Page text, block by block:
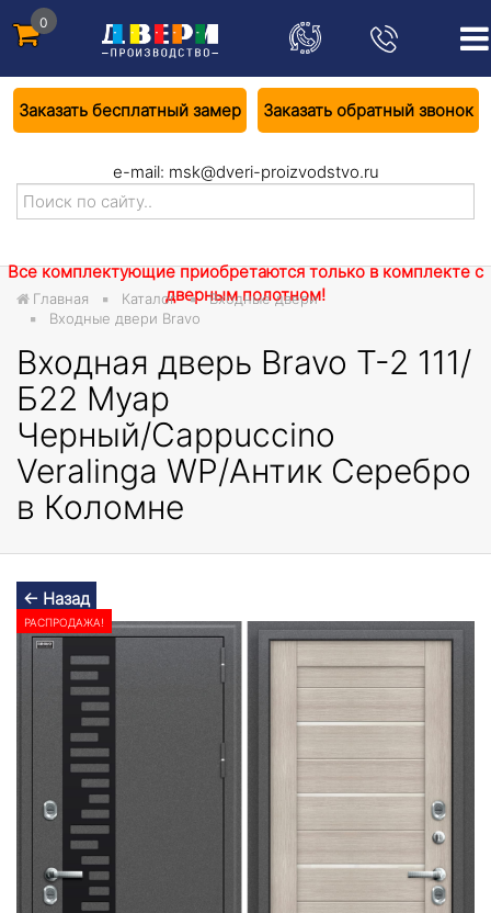
0
Заказать бесплатный замер Заказать обратный звонок
e-mail: msk@dveri-proizvodstvo.ru
Все комплектующие приобретаются только в комплекте с
дверным полотном!
Главная Каталог
Входные двери
Входные двери Bravo
Входная дверь Bravo T-2 111/
Б22 Муар
Черный/Cappuccino
Veralinga WP/Антик Серебро
в Коломне
← Назад
РАСПРОДАЖА!